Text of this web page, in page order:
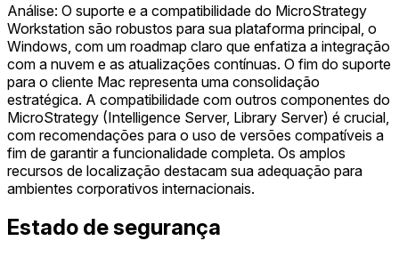
Análise: O suporte e a compatibilidade do MicroStrategy
Workstation são robustos para sua plataforma principal, o
Windows, com um roadmap claro que enfatiza a integração
com a nuvem e as atualizações contínuas. O fim do suporte
para o cliente Mac representa uma consolidação
estratégica. A compatibilidade com outros componentes do
MicroStrategy (Intelligence Server, Library Server) é crucial,
com recomendações para o uso de versões compatíveis a
fim de garantir a funcionalidade completa. Os amplos
recursos de localização destacam sua adequação para
ambientes corporativos internacionais.
Estado de segurança